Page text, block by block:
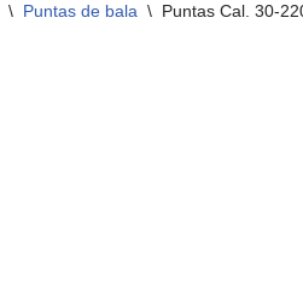
\ Puntas de bala \ Puntas Cal. 30-